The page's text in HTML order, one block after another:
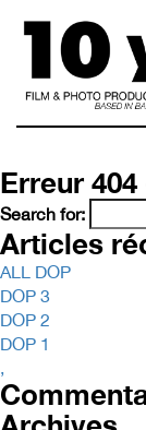
Erreur
Search for:
Articles
ALL DOP
DOP 3
DOP 2
DOP 1
,